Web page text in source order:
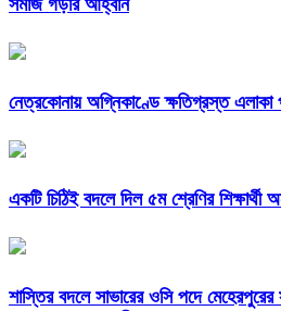
নেত্রকোনায় অগ্নিকাণ্ডে ক্ষতিগ্রস্ত এলাকা
একটি চিঠিই বদলে দিল ৫ম শ্রেণির শিক্ষার্থী
শাস্তির বদলে সাভারের ওসি পদে মেহেরপুরের